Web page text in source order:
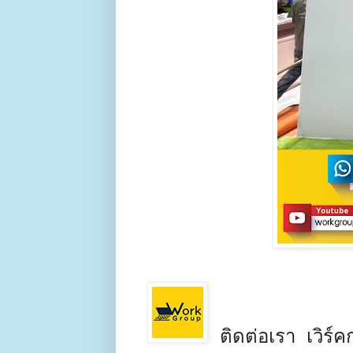
ติดต่อเรา เวิร์ค